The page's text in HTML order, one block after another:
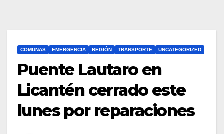
COMUNAS EMERGENCIA REGIÓN TRANSPORTE UNCATEGORIZED
Puente Lautaro en
Licantén cerrado este
lunes por reparaciones